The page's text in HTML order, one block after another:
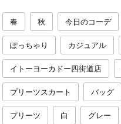
春 秋 今日のコーデ
ぽっちゃり カジュアル
イトーヨーカドー四街道店
プリーツスカート バッグ
プリーツ 白 グレー